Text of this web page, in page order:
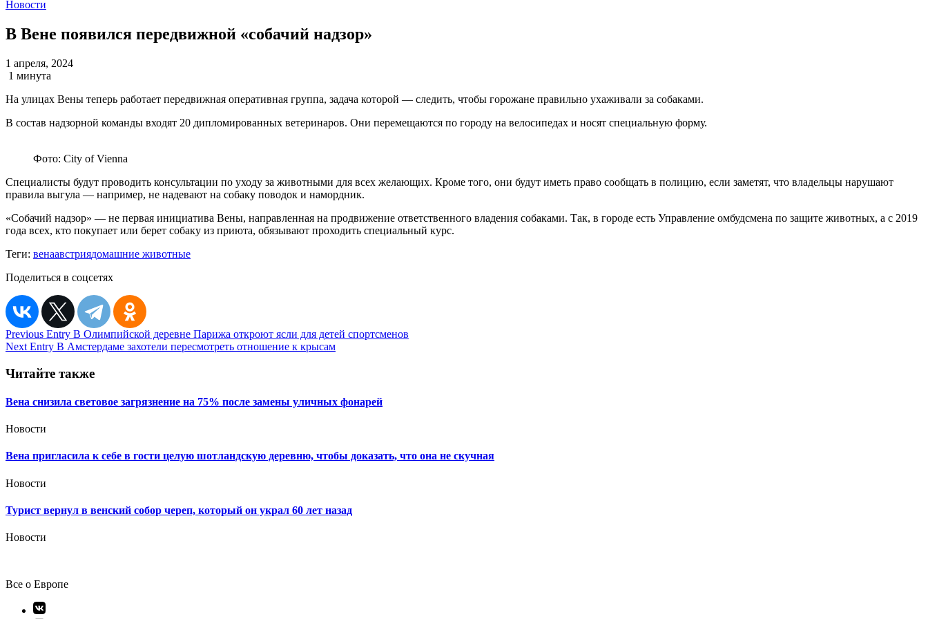
Новости
В Вене появился передвижной «собачий надзор»
1 апреля, 2024
1 минута
На улицах Вены теперь работает передвижная оперативная группа, задача которой — следить, чтобы горожане правильно ухаживали за собаками.
В состав надзорной команды входят 20 дипломированных ветеринаров. Они перемещаются по городу на велосипедах и носят специальную форму.
Фото: City of Vienna
Специалисты будут проводить консультации по уходу за животными для всех желающих. Кроме того, они будут иметь право сообщать в полицию, если заметят, что владельцы нарушают
правила выгула — например, не надевают на собаку поводок и намордник.
«Собачий надзор» — не первая инициатива Вены, направленная на продвижение ответственного владения собаками. Так, в городе есть Управление омбудсмена по защите животных, а с 2019
года всех, кто покупает или берет собаку из приюта, обязывают проходить специальный курс.
Теги: венаавстриядомашние животные
Поделиться в соцсетях
Навигация
по
записям
Previous Entry В Олимпийской деревне Парижа откроют ясли для детей спортсменов
Next Entry В Амстердаме захотели пересмотреть отношение к крысам
Читайте также
Вена снизила световое загрязнение на 75% после замены уличных фонарей
Новости
Вена пригласила к себе в гости целую шотландскую деревню, чтобы доказать, что она не скучная
Новости
Турист вернул в венский собор череп, который он украл 60 лет назад
Новости
Все о Европе
Элемент